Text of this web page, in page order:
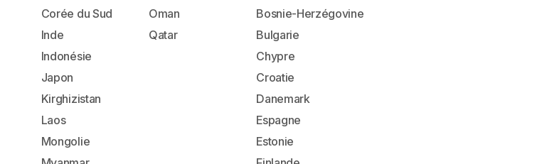
Corée du Sud
Inde
Indonésie
Japon
Kirghizistan
Laos
Mongolie
Oman
Qatar
Bosnie-Herzégovine
Bulgarie
Chypre
Croatie
Danemark
Espagne
Estonie